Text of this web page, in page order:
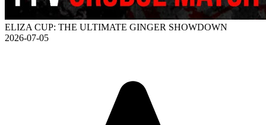
ELIZA CUP: THE ULTIMATE GINGER SHOWDOWN
2026-07-05